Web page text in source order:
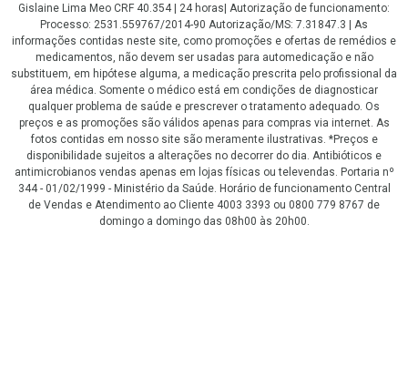
Gislaine Lima Meo CRF 40.354 | 24 horas| Autorização de funcionamento:
Processo: 2531.559767/2014-90 Autorização/MS: 7.31847.3 | As
informações contidas neste site, como promoções e ofertas de remédios e
medicamentos, não devem ser usadas para automedicação e não
substituem, em hipótese alguma, a medicação prescrita pelo profissional da
área médica. Somente o médico está em condições de diagnosticar
qualquer problema de saúde e prescrever o tratamento adequado. Os
preços e as promoções são válidos apenas para compras via internet. As
fotos contidas em nosso site são meramente ilustrativas. *Preços e
disponibilidade sujeitos a alterações no decorrer do dia. Antibióticos e
antimicrobianos vendas apenas em lojas físicas ou televendas. Portaria nº
344 - 01/02/1999 - Ministério da Saúde. Horário de funcionamento Central
de Vendas e Atendimento ao Cliente 4003 3393 ou 0800 779 8767 de
domingo a domingo das 08h00 às 20h00.